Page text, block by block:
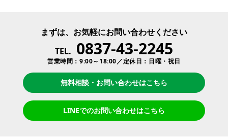
まずは、お気軽にお問い合わせください
TEL. 0837-43-2245
営業時間：9:00～18:00／定休日：日曜・祝日
無料相談・お問い合わせはこちら
LINEでのお問い合わせはこちら